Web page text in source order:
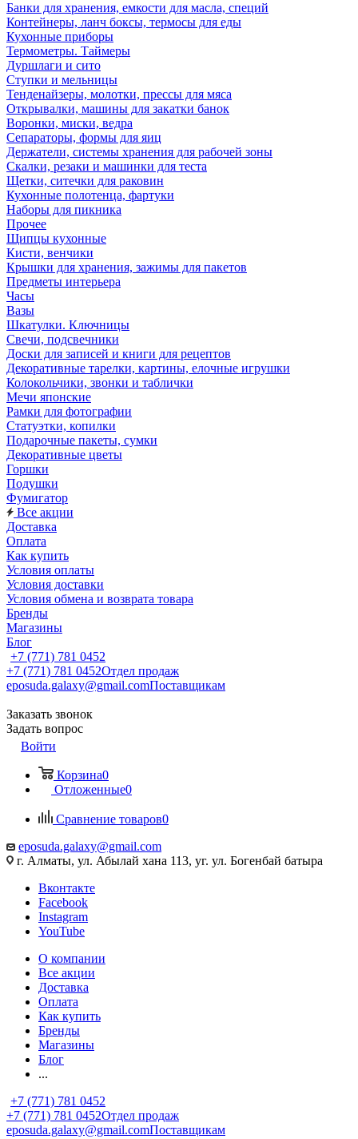
Банки для хранения, емкости для масла, специй
Контейнеры, ланч боксы, термосы для еды
Кухонные приборы
Термометры. Таймеры
Дуршлаги и сито
Ступки и мельницы
Тенденайзеры, молотки, прессы для мяса
Открывалки, машины для закатки банок
Воронки, миски, ведра
Сепараторы, формы для яиц
Держатели, системы хранения для рабочей зоны
Скалки, резаки и машинки для теста
Щетки, ситечки для раковин
Кухонные полотенца, фартуки
Наборы для пикника
Прочее
Щипцы кухонные
Кисти, венчики
Крышки для хранения, зажимы для пакетов
Предметы интерьера
Часы
Вазы
Шкатулки. Ключницы
Свечи, подсвечники
Доски для записей и книги для рецептов
Декоративные тарелки, картины, елочные игрушки
Колокольчики, звонки и таблички
Мечи японские
Рамки для фотографии
Статуэтки, копилки
Подарочные пакеты, сумки
Декоративные цветы
Горшки
Подушки
Фумигатор
Все акции
Доставка
Оплата
Как купить
Условия оплаты
Условия доставки
Условия обмена и возврата товара
Бренды
Магазины
Блог
+7 (771) 781 0452
+7 (771) 781 0452Отдел продаж
eposuda.galaxy@gmail.comПоставщикам
Заказать звонок
Задать вопрос
Войти
Корзина0
Отложенные0
Сравнение товаров0
eposuda.galaxy@gmail.com
г. Алматы, ул. Абылай хана 113, уг. ул. Богенбай батыра
Вконтакте
Facebook
Instagram
YouTube
О компании
Все акции
Доставка
Оплата
Как купить
Бренды
Магазины
Блог
...
+7 (771) 781 0452
+7 (771) 781 0452Отдел продаж
eposuda.galaxy@gmail.comПоставщикам